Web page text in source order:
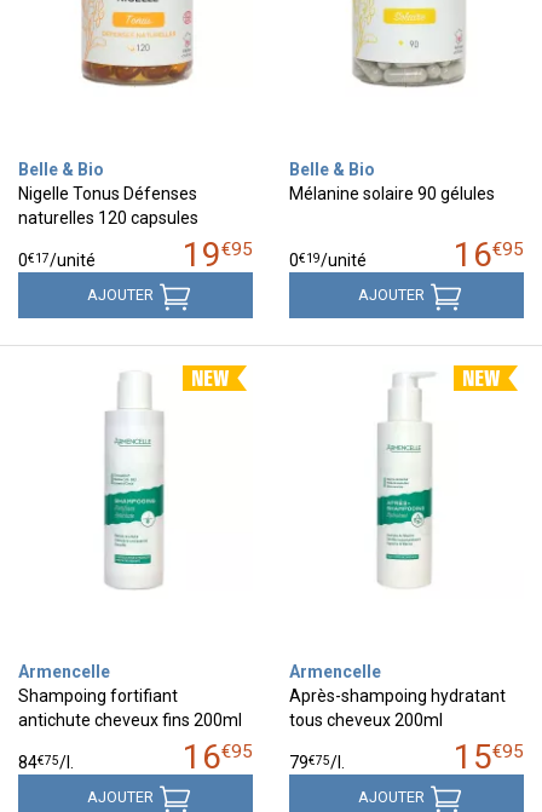
Belle & Bio
Nigelle Tonus Défenses
naturelles 120 capsules
19€95
0€17/unité
AJOUTER
Belle & Bio
Mélanine solaire 90 gélules
16€95
0€19/unité
AJOUTER
Armencelle
Shampoing fortifiant
antichute cheveux fins 200ml
16€95
84€75/
AJOUTER
Armencelle
Après-shampoing hydratant
tous cheveux 200ml
15€95
79€75/
AJOUTER